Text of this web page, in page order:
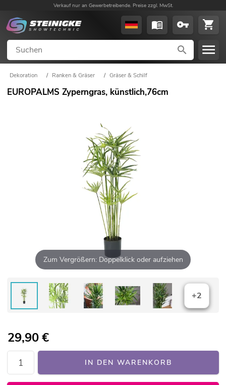
Verkauf nur an Gewerbetreibende. Preise zzgl. MwSt.
Dekoration / Ranken & Gräser / Gräser & Schilf
EUROPALMS Zyperngras, künstlich,76cm
Zum Vergrößern: Doppelklick oder aufziehen
+2
29,90€
IN DEN WARENKORB